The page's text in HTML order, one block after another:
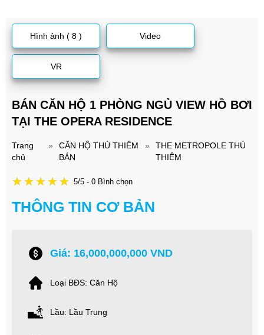
Hình ảnh ( 8 ) Video
VR
BÁN CĂN HỘ 1 PHÒNG NGỦ VIEW HỒ BƠI
TẠI THE OPERA RESIDENCE
Trang
chủ
»
CĂN HỘ THỦ THIÊM
BÁN
»
THE METROPOLE THỦ
THIÊM
5/5 - 0 Bình chọn
THÔNG TIN CƠ BẢN
Giá: 16,000,000,000 VND
Loại BĐS: Căn Hộ
Lầu: Lầu Trung